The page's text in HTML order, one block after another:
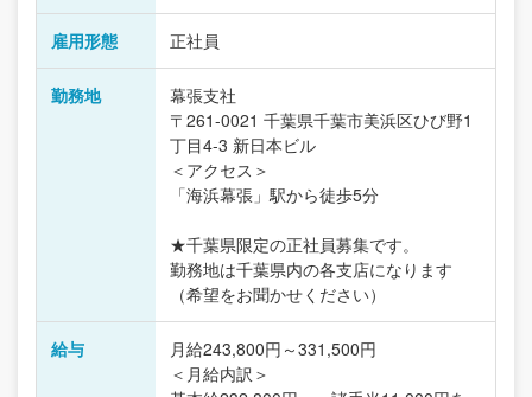
雇用形態 正社員
勤務地
幕張支社
〒261-0021 千葉県千葉市美浜区ひび野1
丁目4-3 新日本ビル
＜アクセス＞
「海浜幕張」駅から徒歩5分
★千葉県限定の正社員募集です。
勤務地は千葉県内の各支店になります
（希望をお聞かせください）
給与
月給243,800円～331,500円
＜月給内訳＞